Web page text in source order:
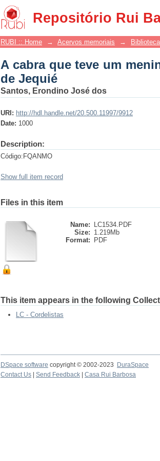
Repositório Rui
A cabra que teve um
RUBI :: Home → Acervos memoriais →
A cabra que teve um
de Jequié
Santos, Erondino José dos
URI: http://hdl.handle.net/20.500.11997/9912
Date: 1000
Description:
Código:FQANMO
Show full item record
Files in this item
Name:
LC1534.PDF
Size: 1.219Mb
Format:
PDF
This item appears in the following
LC - Cordelistas
DSpace software copyright © 2002-2023 DuraSpace
Contact Us
Send Feedback Casa Rui Barbosa